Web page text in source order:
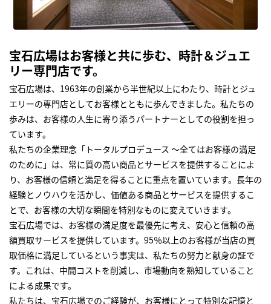
宝石広場はお客様と共に歩む、時計＆ジュエ
リー専門店です。
宝石広場は、1963年の創業から半世紀以上にわたり、時計とジュ
エリーの専門店としてお客様とともに歩んできました。私たちの
歩みは、お客様の人生に寄り添うパートナーとしての役割を担っ
ています。
私たちの企業理念「トータルプロデュース ～全てはお客様の満足
のために」は、常に質の高い商品とサービスを提供することによ
り、お客様の信頼と満足を得ることに重点を置いています。長年の
経験とノウハウを活かし、価値ある商品とサービスを提供するこ
とで、お客様の大切な瞬間を特別なものに変えていきます。
宝石広場では、お客様の満足度を最優先に考え、安心と信頼の高
額買取サービスを提供しています。95％以上のお客様が当店の買
取価格に満足しているという事実は、私たちの努力と献身の証で
す。これは、中間コストを削減し、市場動向を熟知していること
による成果です。
私たちは、宝石広場でのご経験が、お客様にとって特別な記憶と